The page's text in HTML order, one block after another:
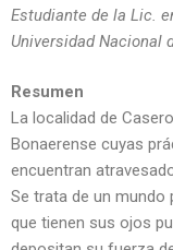
Estudiante de la Lic.
Universidad Nacional
Resumen
La localidad de
Bonaerense cuyas
encuentran
Se trata de un mundo
que tienen sus ojos